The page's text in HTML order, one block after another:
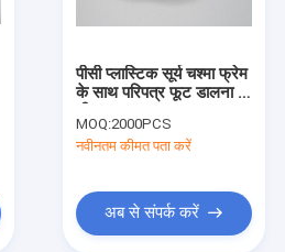
पीसी प्लास्टिक सूर्य चश्मा फ्रेम
के साथ परिपत्र फूट डालना 3
MOQ:2000PCS
नवीनतम कीमत पता करें
अब से संपर्क करें